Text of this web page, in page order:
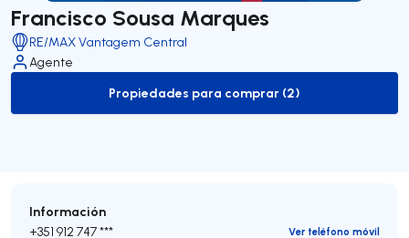
Francisco Sousa Marques
RE/MAX Vantagem Central
Agente
to-buy-listing
Propiedades para comprar (2)
Información
+351 912 747 ***
Ver teléfono móvil